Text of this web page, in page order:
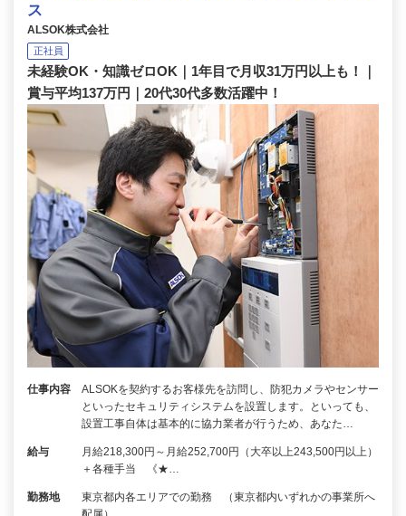
ス
ALSOK株式会社
正社員
未経験OK・知識ゼロOK｜1年目で月収31万円以上も！｜
賞与平均137万円｜20代30代多数活躍中！
仕事内容
ALSOKを契約するお客様先を訪問し、防犯カメラやセンサー
といったセキュリティシステムを設置します。といっても、
設置工事自体は基本的に協力業者が行うため、あなた…
給与
月給218,300円～月給252,700円（大卒以上243,500円以上）
＋各種手当 《★…
勤務地
東京都内各エリアでの勤務 （東京都内いずれかの事業所へ